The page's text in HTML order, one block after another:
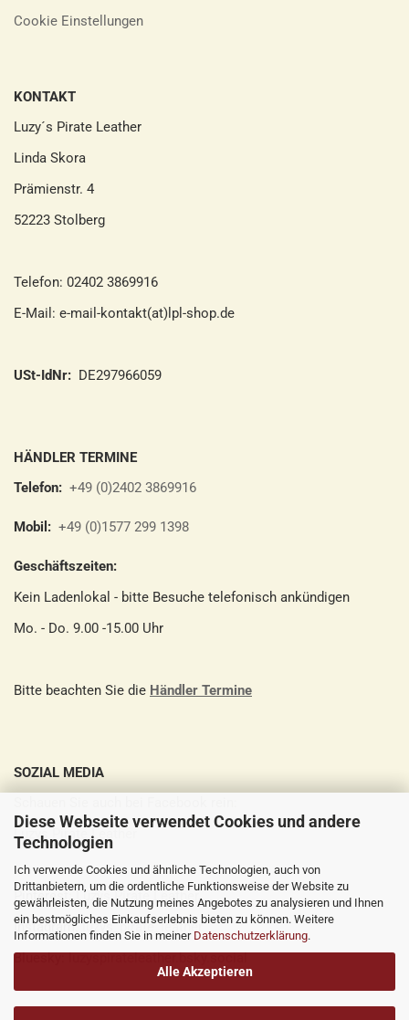
Diese Webseite verwendet Cookies und andere
Technologien
Ich verwende Cookies und ähnliche Technologien, auch von
Drittanbietern, um die ordentliche Funktionsweise der Website zu
gewährleisten, die Nutzung meines Angebotes zu analysieren und Ihnen
ein bestmögliches Einkaufserlebnis bieten zu können. Weitere
Informationen finden Sie in meiner Datenschutzerklärung.
Alle Akzeptieren
Cookie Einstellungen
KONTAKT
Luzy´s Pirate Leather
Linda Skora
Prämienstr. 4
52223 Stolberg
Telefon: 02402 3869916
E-Mail: e-mail-kontakt(at)lpl-shop.de
USt-IdNr: DE297966059
HÄNDLER TERMINE
Telefon: +49 (0)2402 3869916
Mobil: +49 (0)1577 299 1398
Geschäftszeiten:
Kein Ladenlokal - bitte Besuche telefonisch ankündigen
Mo. - Do. 9.00 -15.00 Uhr
Bitte beachten Sie die Händler Termine
SOZIAL MEDIA
Luzys Pirate Leather
Pinterest:Luzys Pirate Leather
Instagram:luzys_pirate_leather
Bluesky:luzyspirateleather.bsky.social